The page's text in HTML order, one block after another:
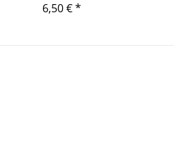
6,50 € *